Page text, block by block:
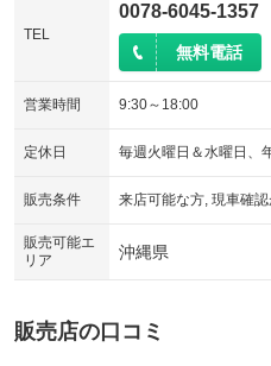
TEL
0078-6045-1357
無料電話
営業時間 9:30～18:00
定休日 毎週火曜日＆水曜日、
販売条件 来店可能な方, 現車確
販売可能エ
リア
沖縄県
販売店の口コミ